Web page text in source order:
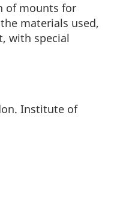
of mounts for
materials used,
with special
Institute of